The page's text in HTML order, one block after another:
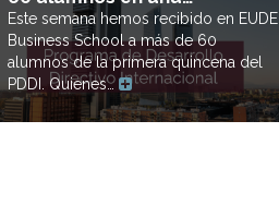
Este semana hemos recibido en EUDE
Business School a más de 60
alumnos de la primera quincena del
PDDI. Quienes…